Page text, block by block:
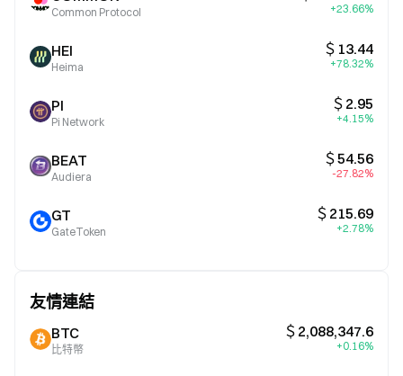
Common Protocol +23.66%
HEI
Heima
＄13.44
+78.32%
PI
Pi Network
＄2.95
+4.15%
BEAT
Audiera
＄54.56
-27.82%
GT
GateToken
＄215.69
+2.78%
友情連結
BTC
比特幣
＄2,088,347.6
+0.16%